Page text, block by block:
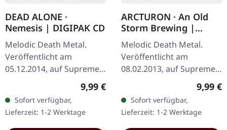
DEAD ALONE ·
Nemesis | DIGIPAK CD
Melodic Death Metal.
Veröffentlicht am
05.12.2014, auf Supreme
Chaos Records. Limitierte
DigiPak-Auflage, auf nur
100 Exemplare limitiert!
Mit…
Regulärer Preis:
9,99 €
Sofort verfügbar,
Lieferzeit: 1-2 Werktage
ARCTURON · An Old
Storm Brewing |
DIGIPAK CD
Melodic Death Metal.
Veröffentlicht am
08.02.2013, auf Supreme
Chaos Records. Limitiert
Auflage als CD im DigiPak.
Aus den schweizer
Bergen steigen…
9,99 €
Sofort verfügbar,
Lieferzeit: 1-2 Werktage